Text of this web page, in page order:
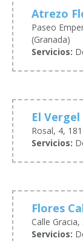
Atrezo
Paseo
(Granada)
Servicios:
El Vergel
Rosal, 4,
Servicios:
Flores
Calle
Servicios: